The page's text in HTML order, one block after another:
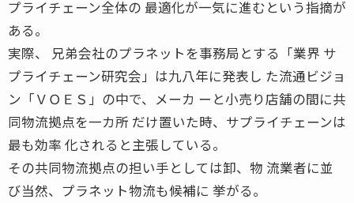
プライチェーン全体の 最適化が一気に進むという指摘が
ある。
実際、 兄弟会社のプラネットを事務局とする「業界 サ
プライチェーン研究会」は九八年に発表し た流通ビジョ
ン「ＶＯＥＳ」の中で、メーカ ーと小売り店舗の間に共
同物流拠点を一カ所 だけ置いた時、サプライチェーンは
最も効率 化されると主張している。
その共同物流拠点の担い手としては卸、物 流業者に並
び当然、プラネット物流も候補に 挙がる。